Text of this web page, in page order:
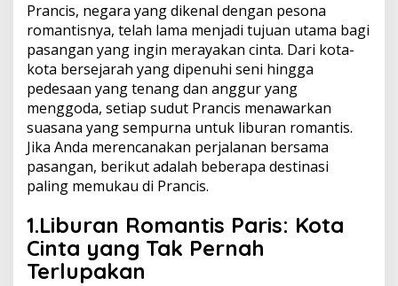
Prancis, negara yang dikenal dengan pesona
romantisnya, telah lama menjadi tujuan utama bagi
pasangan yang ingin merayakan cinta. Dari kota-
kota bersejarah yang dipenuhi seni hingga
pedesaan yang tenang dan anggur yang
menggoda, setiap sudut Prancis menawarkan
suasana yang sempurna untuk liburan romantis.
Jika Anda merencanakan perjalanan bersama
pasangan, berikut adalah beberapa destinasi
paling memukau di Prancis.
1.Liburan Romantis Paris: Kota
Cinta yang Tak Pernah
Terlupakan